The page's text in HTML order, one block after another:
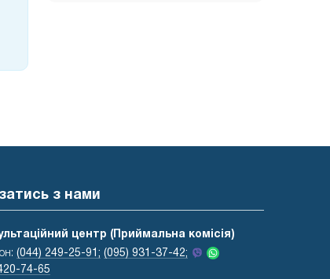
з нами
центр (Приймальна комісія)
(044) 249-25-91; (095) 931-37-42;
74-65